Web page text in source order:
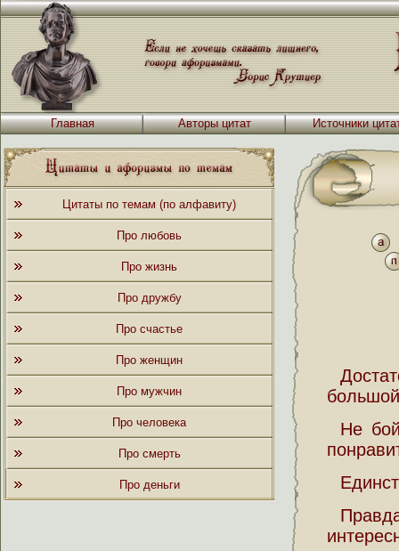
Главная Авторы цитат Источники
Цитаты по темам (по алфавиту)
Про любовь
Про жизнь
Про дружбу
Про счастье
Про женщин
Про мужчин
Про человека
Про смерть
Про деньги
Не